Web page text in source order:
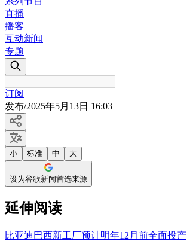
直播
播客
互动新闻
专题
订阅
发布/2025年5月13日 16:03
小 标准 中 大
设为谷歌新闻首选来源
延伸阅读
比亚迪巴西新工厂预计明年12月前全面投产